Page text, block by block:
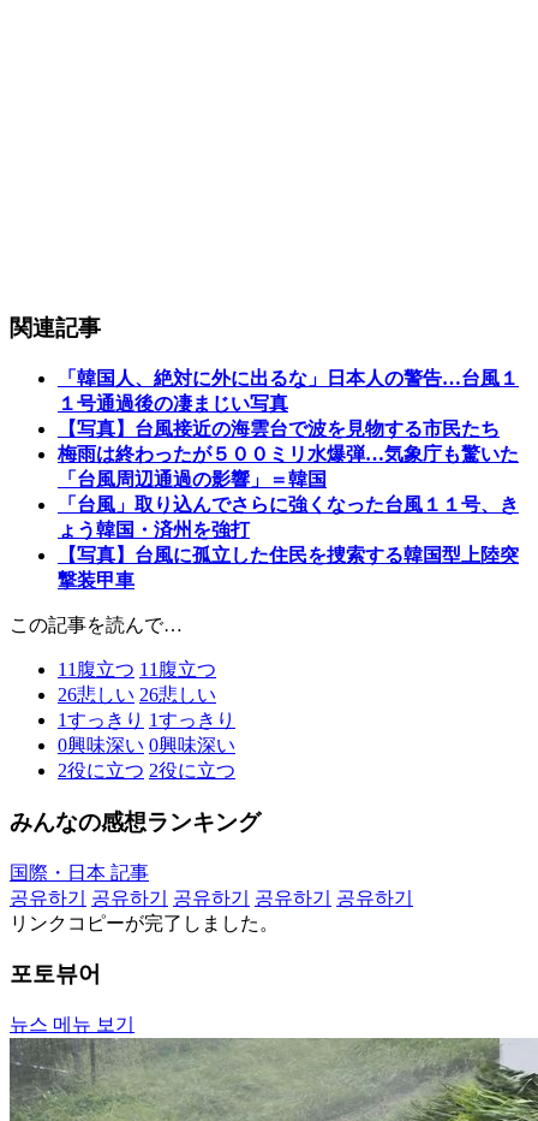
関連記事
「韓国人、絶対に外に出るな」日本人の警告…台風１
１号通過後の凄まじい写真
【写真】台風接近の海雲台で波を見物する市民たち
梅雨は終わったが５００ミリ水爆弾…気象庁も驚いた
「台風周辺通過の影響」＝韓国
「台風」取り込んでさらに強くなった台風１１号、き
ょう韓国・済州を強打
【写真】台風に孤立した住民を捜索する韓国型上陸突
撃装甲車
この記事を読んで…
11 腹立つ 11 腹立つ
26悲しい 26悲しい
1すっきり 1すっきり
0興味深い 0興味深い
2役に立つ 2役に立つ
みんなの感想ランキング
国際・日本 記事
공유하기
공유하기 공유하기 공유하기
공유하기
リンクコピーが完了しました。
포토뷰어
뉴스 메뉴 보기